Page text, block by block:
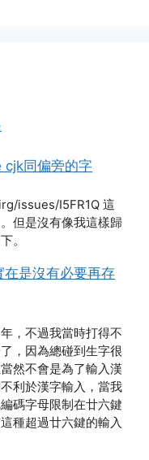
同偏旁的字
issues/I5FR1Q 這
但是沒有像我這樣歸
。
在是沒有必要再存
，不過我當時打得不
，因為總碰到生字很
然不會是為了輸入漢
利於漢字輸入，當我
碼字母限制在廿六鍵
種超過廿六鍵的輸入